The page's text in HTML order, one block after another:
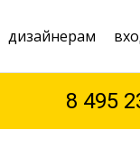
дизайнерам
8 495